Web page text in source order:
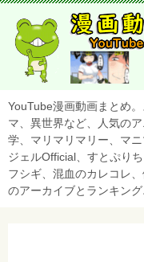
YouTube漫画動画まとめ
マ、異世界など、人気の
学、マリマリマリー、マ
ジェルOfficial、すとぷり
フシギ、混血のカレコレ
のアーカイブとランキング